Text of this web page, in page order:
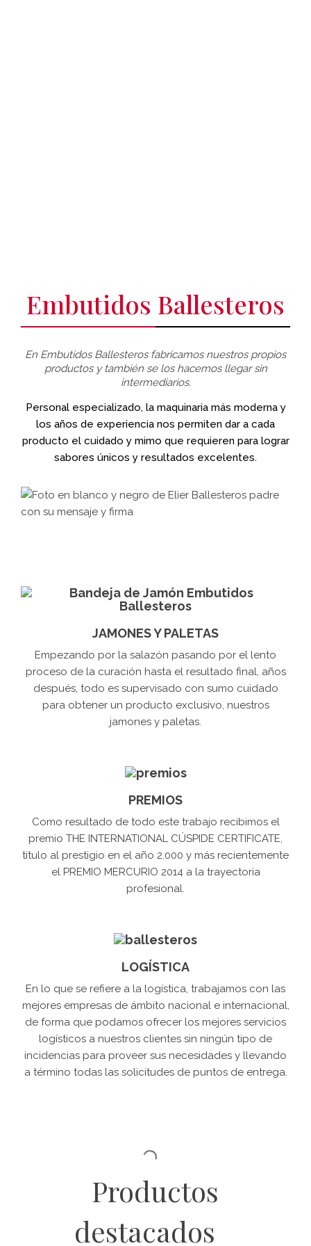
Embutidos Ballesteros
En Embutidos Ballesteros fabricamos nuestros propios
productos y también se los hacemos llegar sin
intermediarios.
Personal especializado, la maquinaria más moderna y
los años de experiencia nos permiten dar a cada
producto el cuidado y mimo que requieren para lograr
sabores únicos y resultados excelentes.
JAMONES Y PALETAS
Empezando por la salazón pasando por el lento
proceso de la curación hasta el resultado final, años
después, todo es supervisado con sumo cuidado
para obtener un producto exclusivo, nuestros
jamones y paletas.
PREMIOS
Como resultado de todo este trabajo recibimos el
premio THE INTERNATIONAL CÚSPIDE CERTIFICATE,
titulo al prestigio en el año 2.000 y más recientemente
el PREMIO MERCURIO 2014 a la trayectoria
profesional.
LOGÍSTICA
En lo que se refiere a la logística, trabajamos con las
mejores empresas de ámbito nacional e internacional,
de forma que podamos ofrecer los mejores servicios
logísticos a nuestros clientes sin ningún tipo de
incidencias para proveer sus necesidades y llevando
a término todas las solicitudes de puntos de entrega.
Productos
destacados